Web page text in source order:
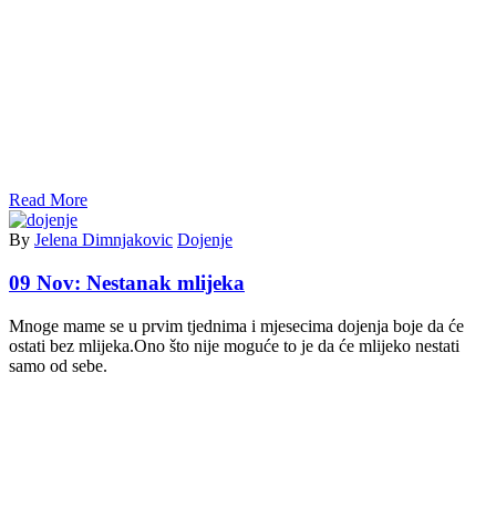
Read More
By Jelena Dimnjakovic Dojenje
09 Nov: Nestanak mlijeka
Mnoge mame se u prvim tjednima i mjesecima dojenja boje da će
ostati bez mlijeka.Ono što nije moguće to je da će mlijeko nestati
samo od sebe.